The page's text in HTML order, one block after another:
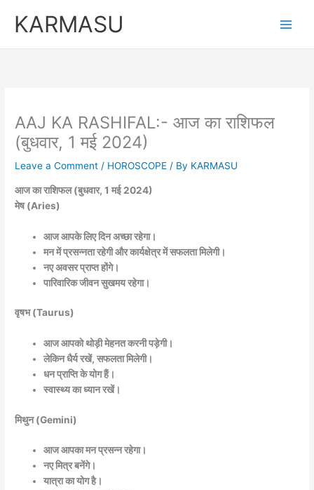
KARMASU
AAJ KA RASHIFAL:- आज का राशिफल
(बुधवार, 1 मई 2024)
Leave a Comment / HOROSCOPE / By KARMASU
आज का राशिफल (बुधवार, 1 मई 2024)
मेष (Aries)
आज आपके लिए दिन अच्छा रहेगा।
मन में प्रसन्नता रहेगी और कार्यक्षेत्र में सफलता मिलेगी।
नए अवसर प्राप्त होंगे।
पारिवारिक जीवन सुखमय रहेगा।
वृषभ (Taurus)
आज आपको थोड़ी मेहनत करनी पड़ेगी।
लेकिन धैर्य रखें, सफलता मिलेगी।
धन प्राप्ति के योग हैं।
स्वास्थ्य का ध्यान रखें।
मिथुन (Gemini)
आज आपका मन प्रसन्न रहेगा।
नए मित्र बनेंगे।
यात्रा का योग है।